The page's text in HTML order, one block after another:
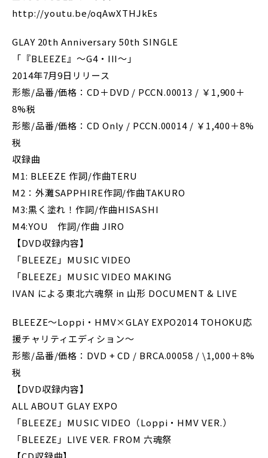
http://youtu.be/oqAwXTHJkEs
GLAY 20th Anniversary 50th SINGLE
「『BLEEZE』～G4・III～」
2014年7月9日リリース
形態/品番/価格：CD＋DVD / PCCN.00013 / ￥1,900＋
8%税
形態/品番/価格：CD Only / PCCN.00014 / ￥1,400＋8%
税
収録曲
M1: BLEEZE 作詞/作曲TERU
M2：外灘SAPPHIRE作詞/作曲TAKURO
M3:黒く塗れ！作詞/作曲HISASHI
M4:YOU 作詞/作曲 JIRO
【DVD収録内容】
「BLEEZE」MUSIC VIDEO
「BLEEZE」MUSIC VIDEO MAKING
IVAN による東北六魂祭 in 山形 DOCUMENT & LIVE
BLEEZE～Loppi・HMV×GLAY EXPO2014 TOHOKU応
援チャリティエディション～
形態/品番/価格：DVD + CD / BRCA.00058 / \1,000＋8%
税
【DVD収録内容】
ALL ABOUT GLAY EXPO
「BLEEZE」MUSIC VIDEO（Loppi・HMV VER.）
「BLEEZE」LIVE VER. FROM 六魂祭